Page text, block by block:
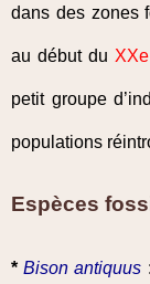
dans des zones
au début du
petit groupe
populations
Espèces
* Bison antiquus